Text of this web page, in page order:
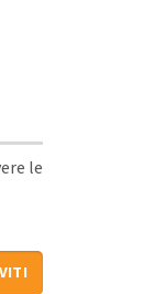
le